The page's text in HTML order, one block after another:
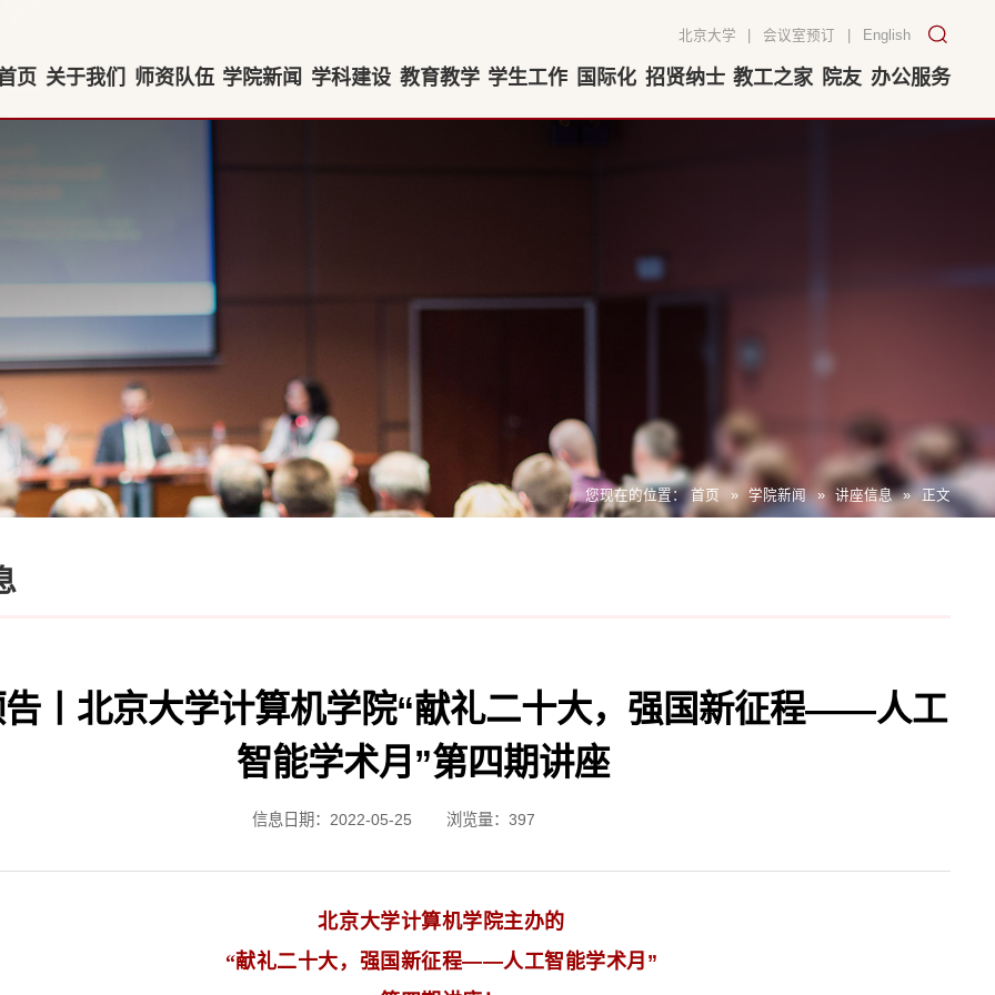
北京大学 会议室预订 English
页 关于我们 师资队伍 学院新闻 学科建设 教育教学 学生工作 国际化 招贤纳士 教工之家 院友 办公服务
您现在的位置：首页 » 学院新闻 » 讲座信息 » 正文
丨北京大学计算机学院“献礼二十大，强国新征程——人工
智能学术月”第四期讲座
信息日期：2022-05-25 浏览量： 397
北京大学计算机学院主办的
“献礼二十大，强国新征程——人工智能学术月 ”